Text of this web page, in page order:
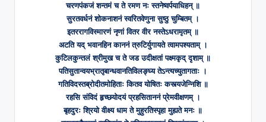
चरणपंकजं शन्तमं च ते रमण नः स्तनेष्वर्पयाधिहन् ॥
सुरतवर्धनं शोकनाशनं स्वरितवेणुना सुष्ठु चुम्बितम् ।
इतररागविस्मारणं नृणां वितर वीर नस्तेऽधरामृतम् ॥
अटति यद् भवानहिन काननं त्रुटिर्युगायते त्वामपश्यताम् ।
कुटिलकुन्तलं श्रीमुख च ते जड उदीक्षतां पक्ष्मकृद् दृशाम् ॥
पतिसुतान्वयभ्रातृबान्धवानतिविलङ्घ्य तेऽन्त्यच्युतागताः ।
गतिविदस्तब्रोदीतमोहिताः कितव योषितः कस्त्यजेन्निशि ॥
रहसि संविदं हृच्छयोदयं प्रहसिताननं प्रेमवीक्षणम् ।
बृहदुरः श्रियो वीक्ष्य धाम ते मुहुरतिस्पृहा मुह्यते मनः ॥